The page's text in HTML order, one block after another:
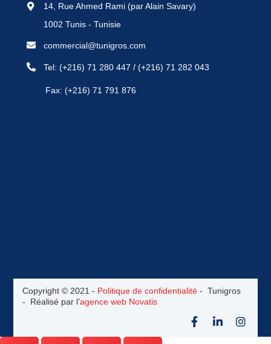
14, Rue Ahmed Rami (par Alain Savary)
1002 Tunis - Tunisie
commercial@tunigros.com
Tel:(+216) 71 280 447 /(+216) 71 282 043
Fax: (+216) 71 791 876
Copyright © 2021 - Politique de confidentialité- Tunigros
- Réalisé par l’agence web Novatis